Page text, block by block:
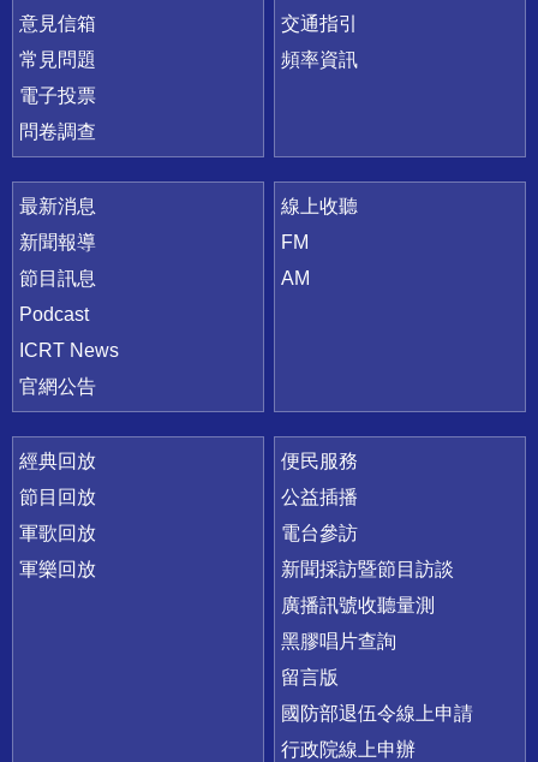
意見信箱
常見問題
電子投票
問卷調查
交通指引
頻率資訊
最新消息
新聞報導
節目訊息
Podcast
ICRT News
官網公告
線上收聽
FM
AM
經典回放
節目回放
軍歌回放
軍樂回放
便民服務
公益插播
電台參訪
新聞採訪暨節目訪談
廣播訊號收聽量測
黑膠唱片查詢
留言版
國防部退伍令線上申請
行政院線上申辦